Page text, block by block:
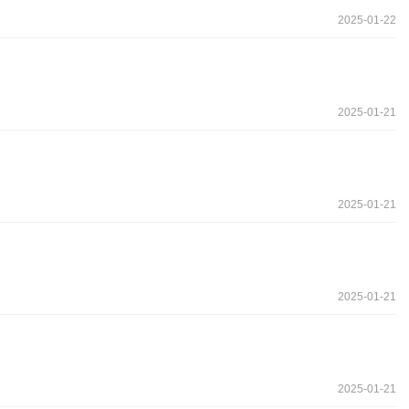
2025-01-22
2025-01-21
2025-01-21
2025-01-21
2025-01-21